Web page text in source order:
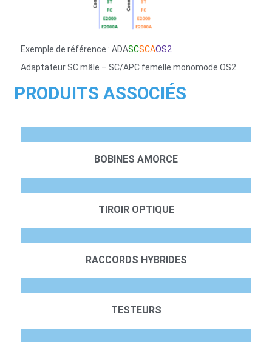
Exemple de référence : ADASCSCAOS2
Adaptateur SC mâle – SC/APC femelle monomode OS2
PRODUITS ASSOCIÉS
BOBINES AMORCE
TIROIR OPTIQUE
RACCORDS HYBRIDES
TESTEURS